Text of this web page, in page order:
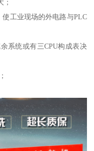
工业现场的外电路与PLC
系统或有三CPU构成表决